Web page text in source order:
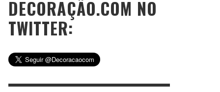
DECORAÇÃO.COM NO
TWITTER: